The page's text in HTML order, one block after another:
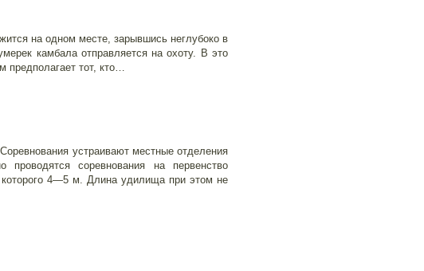
на одном месте, зарывшись неглубоко в
камбала отправляется на охоту. В это
предполагает тот, кто…
устраивают местные отделения
проводятся соревнования на первенство
4—5 м. Длина удилища при этом не